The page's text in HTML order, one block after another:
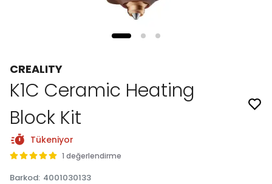
CREALITY
K1C Ceramic Heating
Block Kit
Tükeniyor
1 değerlendirme
Barkod: 4001030133